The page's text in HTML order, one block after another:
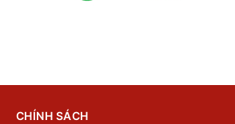
CHÍNH SÁCH